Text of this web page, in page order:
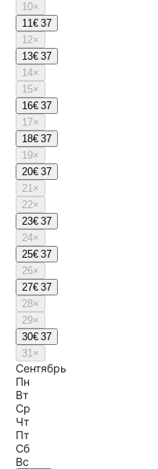
10×
11€ 37
12×
13€ 37
14×
15×
16€ 37
17×
18€ 37
19×
20€ 37
21×
22×
23€ 37
24×
25€ 37
26×
27€ 37
28×
29×
30€ 37
31×
Сентябрь
Пн
Вт
Ср
Чт
Пт
Сб
Вс